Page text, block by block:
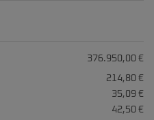
376.950,00 €
214,80 €
35,09 €
42,50 €